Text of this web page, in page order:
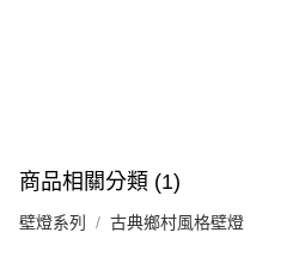
商品相關分類 (1)
壁燈系列 古典鄉村風格壁燈